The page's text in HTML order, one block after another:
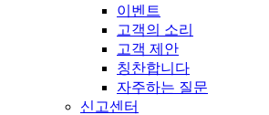
이벤트
고객의 소리
고객 제안
칭찬합니다
자주하는 질문
신고센터